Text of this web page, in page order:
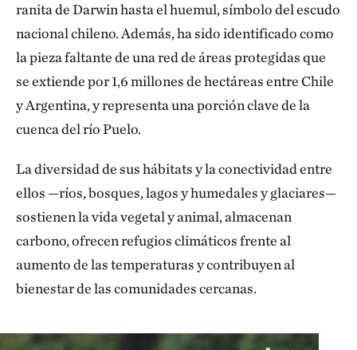
ranita de Darwin hasta el huemul, símbolo del escudo
nacional chileno. Además, ha sido identificado como
la pieza faltante de una red de áreas protegidas que
se extiende por 1,6 millones de hectáreas entre Chile
y Argentina, y representa una porción clave de la
cuenca del río Puelo.
La diversidad de sus hábitats y la conectividad entre
ellos —ríos, bosques, lagos y humedales y glaciares—
sostienen la vida vegetal y animal, almacenan
carbono, ofrecen refugios climáticos frente al
aumento de las temperaturas y contribuyen al
bienestar de las comunidades cercanas.